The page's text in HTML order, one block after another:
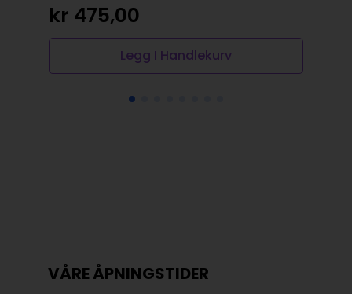
kr 475,00
Legg I Handlekurv
VÅRE ÅPNINGSTIDER